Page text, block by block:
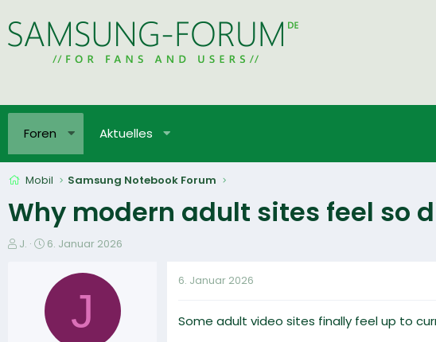
Foren Aktuelles
Mobil Samsung Notebook Forum
Why modern adult sites feel so
E
J.
E
t
l
6. Januar 2026
J
6. Januar 2026
Some adult video sites finally feel up to